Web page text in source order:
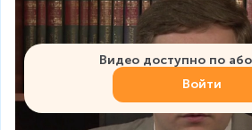
Видео доступно по
Войти